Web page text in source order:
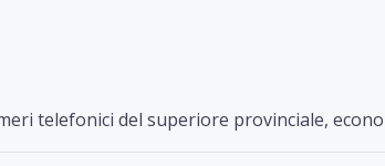
telefonici del superiore provinciale,